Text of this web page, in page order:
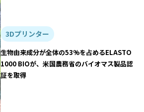
3Dプリンター
生物由来成分が全体の53%を占めるELASTO
1000 BIOが、米国農務省のバイオマス製品認
証を取得